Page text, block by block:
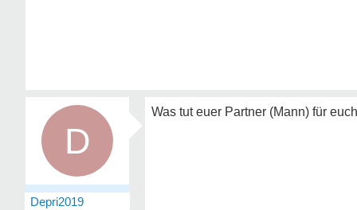
D
Depri2019
Was tut euer Partner (Mann) für